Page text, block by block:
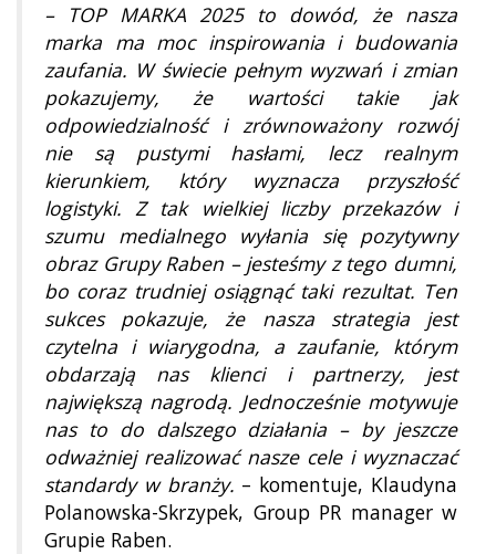
– TOP MARKA 2025 to dowód, że nasza
marka ma moc inspirowania i budowania
zaufania. W świecie pełnym wyzwań i zmian
pokazujemy, że wartości takie jak
odpowiedzialność i zrównoważony rozwój
nie są pustymi hasłami, lecz realnym
kierunkiem, który wyznacza przyszłość
logistyki. Z tak wielkiej liczby przekazów i
szumu medialnego wyłania się pozytywny
obraz Grupy Raben – jesteśmy z tego dumni,
bo coraz trudniej osiągnąć taki rezultat. Ten
sukces pokazuje, że nasza strategia jest
czytelna i wiarygodna, a zaufanie, którym
obdarzają nas klienci i partnerzy, jest
największą nagrodą. Jednocześnie motywuje
nas to do dalszego działania – by jeszcze
odważniej realizować nasze cele i wyznaczać
standardy w branży. – komentuje, Klaudyna
Polanowska-Skrzypek, Group PR manager w
Grupie Raben.